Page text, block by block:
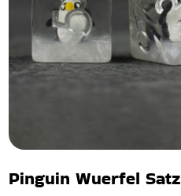
Pinguin Wuerfel Satz